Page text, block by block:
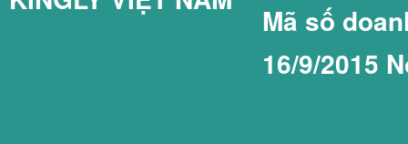
GẠCH LÁT SÂN
GẠCH THẺMã số
16/9/2015